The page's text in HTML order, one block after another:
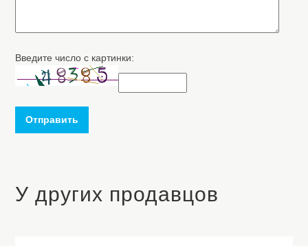
Введите число с картинки:
Отправить
У других продавцов